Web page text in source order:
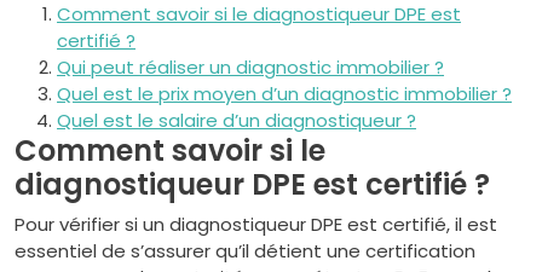
Comment savoir si le diagnostiqueur DPE est
certifié ?
Qui peut réaliser un diagnostic immobilier ?
Quel est le prix moyen d’un diagnostic immobilier ?
Quel est le salaire d’un diagnostiqueur ?
Comment savoir si le
diagnostiqueur DPE est certifié ?
Pour vérifier si un diagnostiqueur DPE est certifié, il est
essentiel de s’assurer qu’il détient une certification